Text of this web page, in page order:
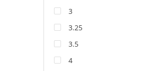
3
3.25
3.5
4